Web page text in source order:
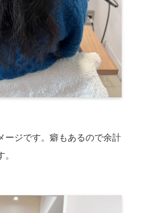
ージです。癖もあるので余計